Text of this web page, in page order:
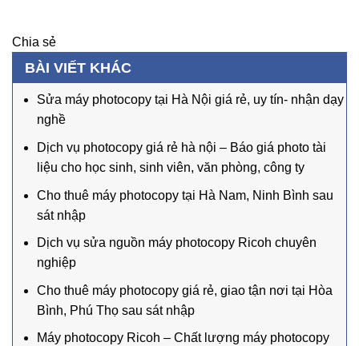
Chia sẻ
BÀI VIẾT KHÁC
Sửa máy photocopy tại Hà Nội giá rẻ, uy tín- nhận dạy
nghề
Dịch vụ photocopy giá rẻ hà nội – Báo giá photo tài
liệu cho học sinh, sinh viên, văn phòng, công ty
Cho thuê máy photocopy tại Hà Nam, Ninh Bình sau
sát nhập
Dịch vụ sửa nguồn máy photocopy Ricoh chuyên
nghiệp
Cho thuê máy photocopy giá rẻ, giao tận nơi tại Hòa
Bình, Phú Thọ sau sát nhập
Máy photocopy Ricoh – Chất lượng máy photocopy